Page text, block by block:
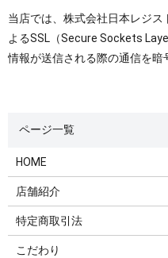
当店では、株式会社日本レジ
よるSSL（Secure Sockets
情報が送信される際の通信を暗
HOME
店舗紹介
特定商取引法
こだわり